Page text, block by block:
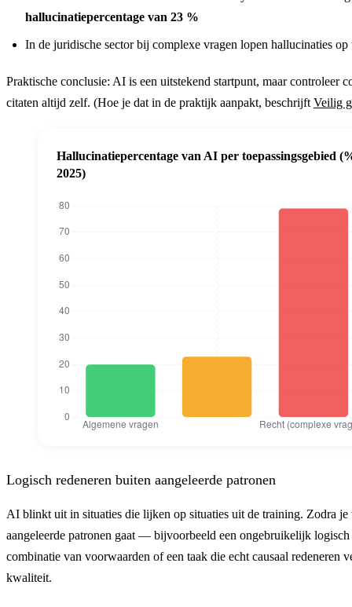
hallucinatiepercentage van 23 %
In de juridische sector bij complexe vragen lopen hallucinaties
Praktische conclusie: AI is een uitstekend startpunt, maar controleer
citaten altijd zelf. (Hoe je dat in de praktijk aanpakt, beschrijft Veilig
Hallucinatiepercentage van AI per toepassingsgebied
2025)
Geneeskunde 23
Logisch redeneren buiten aangeleerde patronen
AI blinkt uit in situaties die lijken op situaties uit de training. Zodra je
aangeleerde patronen gaat — bijvoorbeeld een ongebruikelijk logisch
combinatie van voorwaarden of een taak die echt causaal redeneren
kwaliteit.